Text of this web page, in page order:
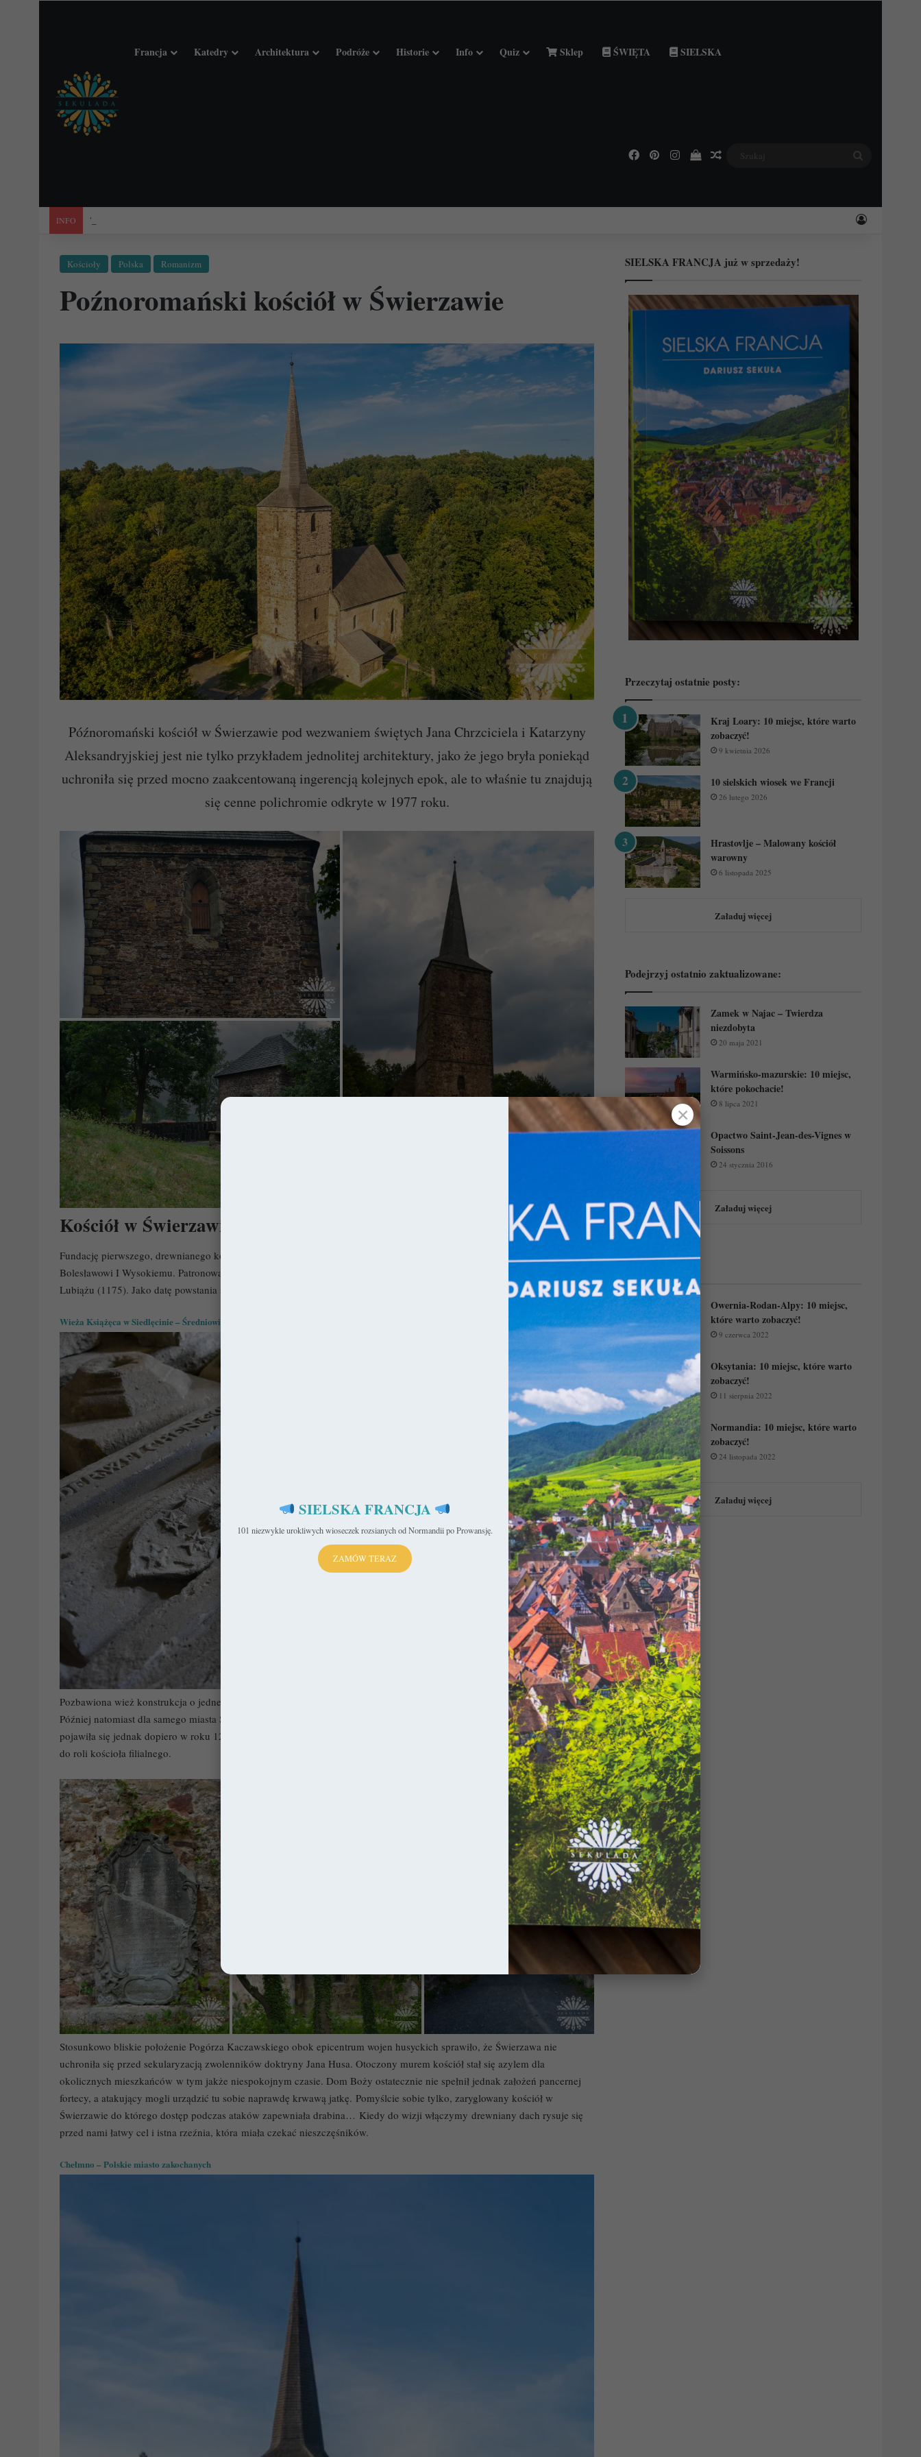
Francja Katedry Architektura Podróże Historie Info Quiz Sklep ŚWIĘTA SIELSKA
Facebook
PinterestInstagramPodejrzyj swój koszyk
Losowy wpis
INFO "Święta Francja". Przewodnik po 101 średniowiecznych kościołach Francji. Zaloguj
Kościoły Polska Romanizm
Poźnoromański kościół w Świerzawie
Późnoromański kościół w Świerzawie pod wezwaniem świętych Jana Chrzciciela i Katarzyny
Aleksandryjskiej jest nie tylko przykładem jednolitej architektury, jako że jego bryła poniekąd
uchroniła się przed mocno zaakcentowaną ingerencją kolejnych epok, ale to właśnie tu znajdują
się cenne polichromie odkryte w 1977 roku.
Kościół w Świerzawie: Wieki Średnie i dalej
Fundację pierwszego, drewnianego kościoła w miejscu dzisiejszej świątyni przypisuje się synowi Władysława Wygnańca –
Bolesławowi I Wysokiemu. Patronował on także zamkowi na Ostrowie Tumskim we Wrocławiu oraz opactwu cystersów w
Lubiążu (1175). Jako datę powstania świerzawskiej świątyni podaje się zaś rok 1159*.
Wieża Książęca w Siedlęcinie – Średniowieczny komiks
Pozbawiona wież konstrukcja o jednej nawie przez długi czas pełnić miała funkcję kościoła parafialnego dla pobliskich wsi.
Później natomiast dla samego miasta Świerzawa. Mogąca pomieścić nawet do 1000 wiernych świątynia w dokumentach
pojawiła się jednak dopiero w roku 1268. W wyniku powstania nowego kościoła 123 lata później została ona zdegradowana
do roli kościoła filialnego.
Stosunkowo bliskie położenie Pogórza Kaczawskiego obok epicentrum wojen husyckich sprawiło, że Świerzawa nie
uchroniła się przed sekularyzacją zwolenników doktryny Jana Husa. Otoczony murem kościół stał się azylem dla
okolicznych mieszkańców w tym jakże niespokojnym czasie. Dom Boży ostatecznie nie spełnił jednak założeń pancernej
fortecy, a atakujący mogli urządzić tu sobie naprawdę krwawą jatkę. Pomyślcie sobie tylko, zaryglowany kościół w
Świerzawie do którego dostęp podczas ataków zapewniała drabina… Kiedy do wizji włączymy drewniany dach rysuje się
przed nami łatwy cel i istna rzeźnia, która miała czekać nieszczęśników.
Chełmno – Polskie miasto zakochanych
SIELSKA FRANCJA już w sprzedaży!
Przeczytaj ostatnie posty:
Kraj Loary: 10 miejsc, które warto
zobaczyć!
9 kwietnia 2026
10 sielskich wiosek we Francji
26 lutego 2026
Hrastovlje – Malowany kościół
warowny
6 listopada 2025
Załaduj więcej
Podejrzyj ostatnio zaktualizowane:
Zamek w Najac – Twierdza
niezdobyta
20 maja 2021
Warmińsko-mazurskie: 10 miejsc,
które pokochacie!
8 lipca 2021
Opactwo Saint-Jean-des-Vignes w
Soissons
24 stycznia 2016
Załaduj więcej
Regiony Francji:
Owernia-Rodan-Alpy: 10 miejsc,
które warto zobaczyć!
9 czerwca 2022
Oksytania: 10 miejsc, które warto
zobaczyć!
11 sierpnia 2022
Normandia: 10 miejsc, które warto
zobaczyć!
24 listopada 2022
Załaduj więcej
✕
SIELSKA FRANCJA
101 niezwykle urokliwych wioseczek rozsianych od Normandii po Prowansję.
ZAMÓW TERAZ